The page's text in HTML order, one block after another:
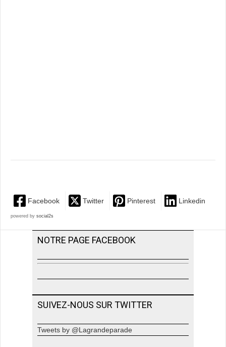
Facebook Twitter Pinterest Linkedin
powered by social2s
NOTRE PAGE FACEBOOK
SUIVEZ-NOUS SUR TWITTER
Tweets by @Lagrandeparade